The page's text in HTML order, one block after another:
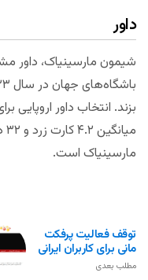
داور
شیمون مارسینیاک، داور
بزند. انتخاب داور اروپایی
مارسینیاک است.
توقف فعالیت پرفکت
مانی برای کاربران ایرانی
مطلب بعدی